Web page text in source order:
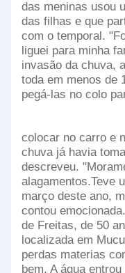
das meninas usou
das filhas e que
com o temporal.
liguei para minha
invasão da chuva,
toda em menos de
pegá-las no colo
colocar no carro e
chuva já havia
descreveu.
alagamentos.Teve
março deste ano,
contou emocionada.
de Freitas, de 50
localizada em
perdas materias
bem. A água